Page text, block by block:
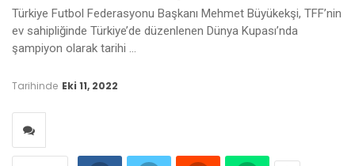
Türkiye Futbol Federasyonu Başkanı Mehmet Büyükekşi, TFF’nin
ev sahipliğinde Türkiye’de düzenlenen Dünya Kupası’nda
şampiyon olarak tarihi …
Tarihinde Eki 11, 2022